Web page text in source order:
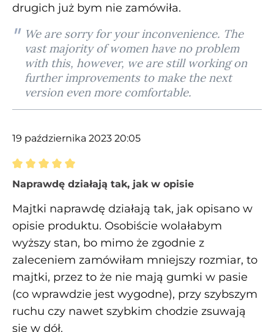
drugich już bym nie zamówiła.
We are sorry for your inconvenience. The
vast majority of women have no problem
with this, however, we are still working on
further improvements to make the next
version even more comfortable.
19 października 2023 20:05
Recenzja z oceną 5 spośród 5 gwiazdek
Naprawdę działają tak, jak w opisie
Majtki naprawdę działają tak, jak opisano w
opisie produktu. Osobiście wolałabym
wyższy stan, bo mimo że zgodnie z
zaleceniem zamówiłam mniejszy rozmiar, to
majtki, przez to że nie mają gumki w pasie
(co wprawdzie jest wygodne), przy szybszym
ruchu czy nawet szybkim chodzie zsuwają
się w dół.